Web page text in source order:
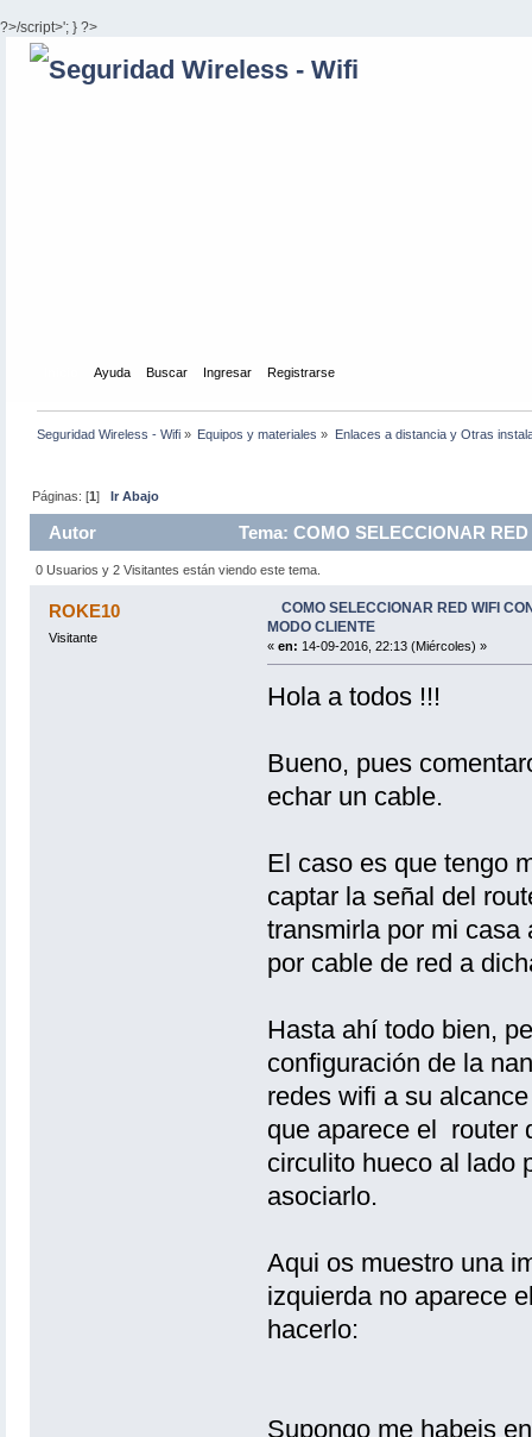
?>/script>'; } ?>
Ayuda Buscar Ingresar Registrarse
Seguridad Wireless - Wifi » Equipos y materiales » Enlaces a distancia y Otras
Páginas: [1]Ir Abajo
Autor Tema: COMO SELECCIONAR
0 Usuarios y 2 Visitantes están viendo este tema.
ROKE10
Visitante
COMO SELECCIONAR RED WIFI
MODO CLIENTE
« en: 14-09-2016, 22:13 (Miércoles) »
Hola a todos !!!
Bueno, pues
echar un cable.
El caso es que tengo
captar la señal del
transmirla por mi casa
por cable de red a
Hasta ahí todo bien,
configuración de la
redes wifi a su
que aparece el router
circulito hueco al lado
asociarlo.
Aqui os muestro una
izquierda no aparece
hacerlo:
Supongo me habeis